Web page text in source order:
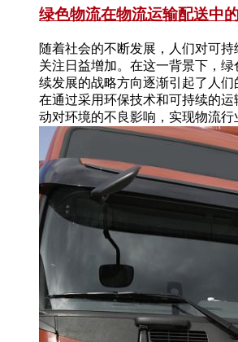
绿色物流在物流运输配送中
随着社会的不断发展，人们对可
关注日益增加。在这一背景下，
续发展的战略方向逐渐引起了人们
在通过采用环保技术和可持续的
动对环境的不良影响，实现物流行